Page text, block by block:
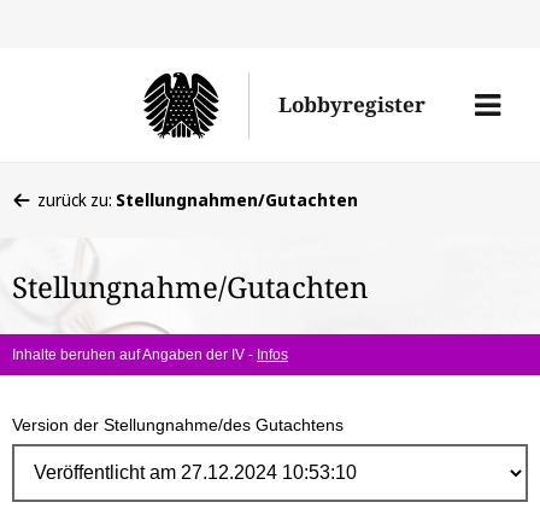
Lobbyregister
Menü
befinden
hier:
zurück zu: Stellungnahmen/Gutachten
Stellungnahme/Gutachten
Inhalte beruhen auf Angaben der IV - Infos
Version der Stellungnahme/des Gutachtens